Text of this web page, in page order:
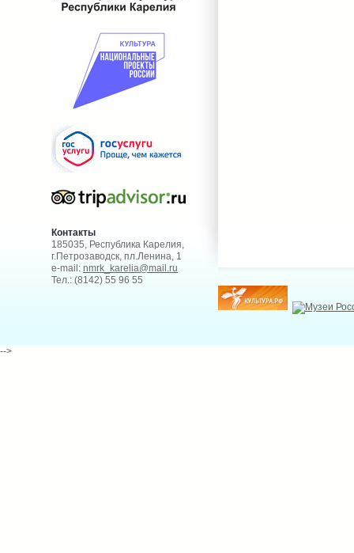
Контакты
185035, Республика Карелия,
г.Петрозаводск, пл.Ленина, 1
e-mail: nmrk_karelia@mail.ru
Тел.: (8142) 55 96 55
-->